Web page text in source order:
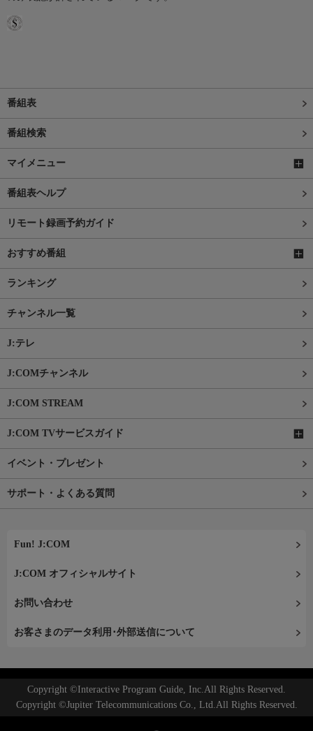
番組表
番組検索
マイメニュー
番組表ヘルプ
リモート録画予約ガイド
おすすめ番組
ランキング
チャンネル一覧
J:テレ
J:COMチャンネル
J:COM STREAM
J:COM TVサービスガイド
イベント・プレゼント
サポート・よくある質問
Fun! J:COM
J:COM オフィシャルサイト
お問い合わせ
お客さまのデータ利用･外部送信について
Copyright ©Interactive Program Guide, Inc.All Rights Reserved.
Copyright ©Jupiter Telecommunications Co., Ltd.All Rights Reserved.